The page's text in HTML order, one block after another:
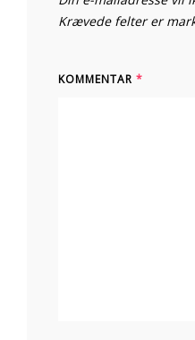
Krævede felter er
KOMMENTAR *